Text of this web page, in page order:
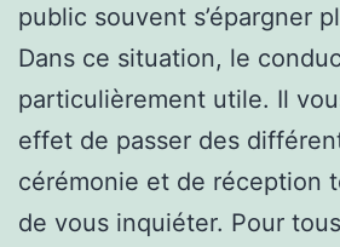
public souvent s’épargner
Dans ce situation, le
particulièrement utile. Il
effet de passer des
cérémonie et de réception
de vous inquiéter. Pour